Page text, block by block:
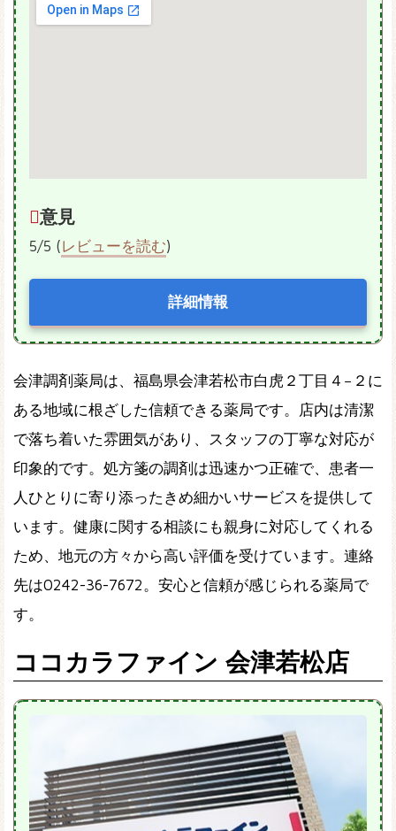
意見
5/5 (レビューを読む)
詳細情報
会津調剤薬局は、福島県会津若松市白虎２丁目４−２に
ある地域に根ざした信頼できる薬局です。店内は清潔
で落ち着いた雰囲気があり、スタッフの丁寧な対応が
印象的です。処方箋の調剤は迅速かつ正確で、患者一
人ひとりに寄り添ったきめ細かいサービスを提供して
います。健康に関する相談にも親身に対応してくれる
ため、地元の方々から高い評価を受けています。連絡
先は0242-36-7672。安心と信頼が感じられる薬局で
す。
ココカラファイン 会津若松店